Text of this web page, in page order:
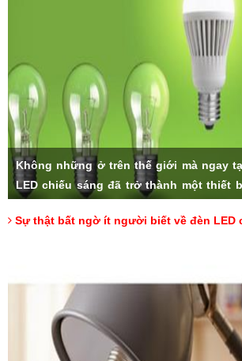
Không những ở trên thế giới mà ngay
LED chiếu sáng đã trở thành một thiết
độ ưa chuộng của người tiêu dùng,
nhanh chóng trở thành lựa chọn hàng
đã thực sự hiểu về đèn LED cùng những
Sự thật bất ngờ ít người biết về đèn LED